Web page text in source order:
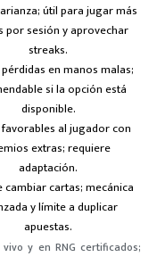
útil para jugar más
por sesión y aprovechar
streaks.
en manos malas;
si la opción está
disponible.
al jugador con
extras; requiere
adaptación.
cambiar cartas; mecánica
y límite a duplicar
apuestas.
y en RNG certificados;